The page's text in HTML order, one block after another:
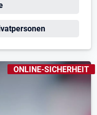
KENNZEICHNUNGEN:
ONLINE-SICHERHEIT